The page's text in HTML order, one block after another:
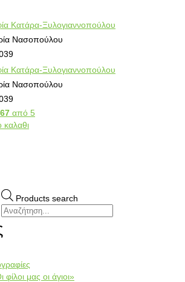
Κατάρα-Ξυλογιαννοπούλου
Νασοπούλου
Κατάρα-Ξυλογιαννοπούλου
Νασοπούλου
από 5
Products search
φίλοι μας οι άγιοι»